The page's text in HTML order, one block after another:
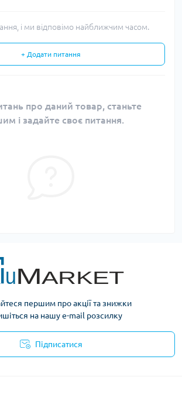
і ми відповімо найближчим часом.
+ Додати питання
про даний товар, станьте
і задайте своє питання.
першим про акції та знижки
на нашу e-mail розсилку
Підписатися